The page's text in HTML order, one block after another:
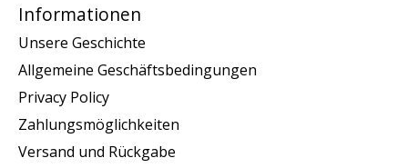
Informationen
Unsere Geschichte
Allgemeine Geschäftsbedingungen
Privacy Policy
Zahlungsmöglichkeiten
Versand und Rückgabe